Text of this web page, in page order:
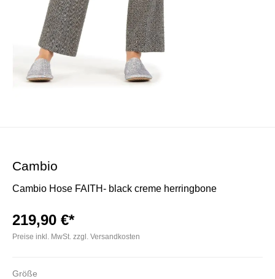
Cambio
Cambio Hose FAITH- black creme herringbone
219,90 €*
Preise inkl. MwSt. zzgl. Versandkosten
Größe